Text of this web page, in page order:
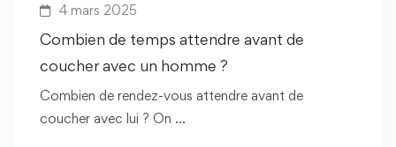
4 mars 2025
Combien de temps attendre avant de
coucher avec un homme ?
Combien de rendez-vous attendre avant de
coucher avec lui ? On …